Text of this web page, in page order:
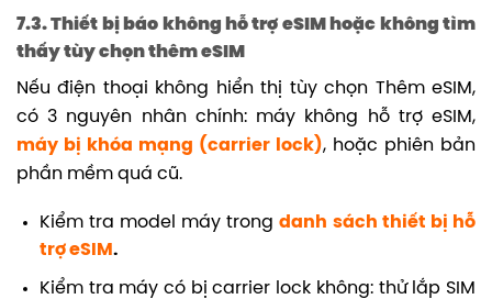
7.3. Thiết bị báo không hỗ trợ eSIM hoặc không tìm
thấy tùy chọn thêm eSIM
Nếu điện thoại không hiển thị tùy chọn Thêm eSIM,
có 3 nguyên nhân chính: máy không hỗ trợ eSIM,
máy bị khóa mạng (carrier lock), hoặc phiên bản
phần mềm quá cũ.
Kiểm tra model máy trongdanh sách thiết bị hỗ
trợ eSIM .
Kiểm tra máy có bị carrier lock không: thử lắp SIM